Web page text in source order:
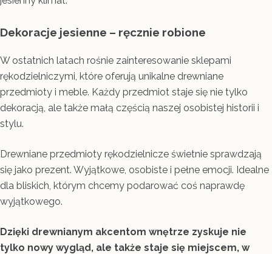
Dekoracje jesienne – ręcznie robione
W ostatnich latach rośnie zainteresowanie sklepami
rękodzielniczymi, które oferują unikalne drewniane
przedmioty i meble. Każdy przedmiot staje się nie tylko
dekoracją, ale także małą częścią naszej osobistej historii i
stylu.
Drewniane przedmioty rękodzielnicze świetnie sprawdzają
się jako prezent. Wyjątkowe, osobiste i pełne emocji. Idealne
dla bliskich, którym chcemy podarować coś naprawdę
wyjątkowego.
Dzięki drewnianym akcentom wnętrze zyskuje nie
tylko nowy wygląd, ale także staje się miejscem, w